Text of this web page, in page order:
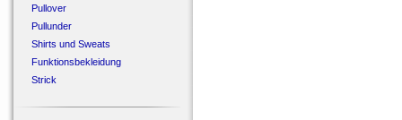
Pullover
Pullunder
Shirts und Sweats
Funktionsbekleidung
Strick